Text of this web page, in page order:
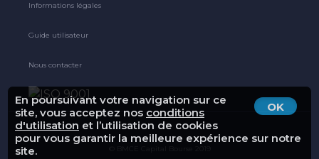
OK
En poursuivant votre navigation sur ce
site, vous acceptez nos conditions
d'utilisation et l’utilisation de cookies
pour vous garantir la meilleure expérience sur notre
site.
Informations légales
Guide utilisateur
Nous contacter